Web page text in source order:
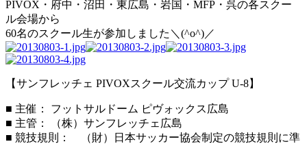
PIVOX・府中・沼田・東広島・岩国・MFP・呉の各スクー
ル会場から
60名のスクール生が参加しました＼(^o^)／
【サンフレッチェ PIVOXスクール交流カップ U-8】
■ 主催： フットサルドーム ピヴォックス広島
■ 主管： （株）サンフレッチェ広島
■ 競技規則： （財）日本サッカー協会制定の競技規則に準